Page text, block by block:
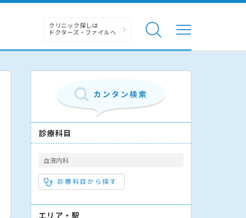
クリニック探しは
ドクターズ・ファイルへ
診療科目
血液内科
診療科目から探す
エリア・駅